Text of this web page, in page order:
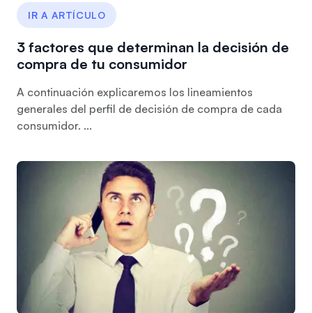
IR A ARTÍCULO
3 factores que determinan la decisión de
compra de tu consumidor
A continuación explicaremos los lineamientos
generales del perfil de decisión de compra de cada
consumidor. ...